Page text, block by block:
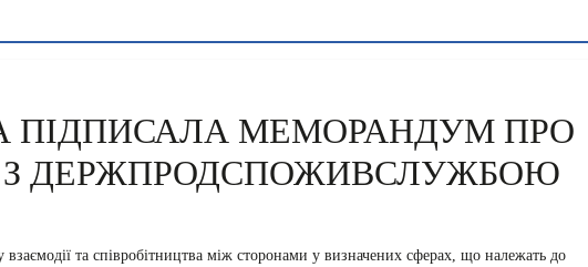
ПІДПИСАЛА МЕМОРАНДУМ ПРО
З ДЕРЖПРОДСПОЖИВСЛУЖБОЮ
та співробітництва між сторонами у визначених сферах, що належать до